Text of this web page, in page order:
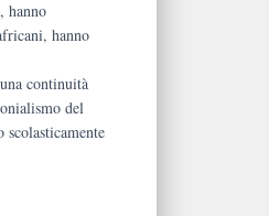
hanno
hanno
continuità
del